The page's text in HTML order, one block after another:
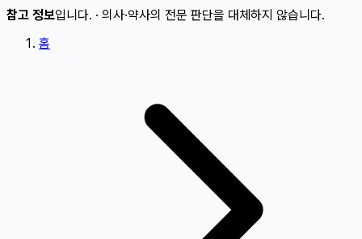
참고 정보입니다. · 의사·약사의 전문 판단을 대체하지 않습니다.
홈